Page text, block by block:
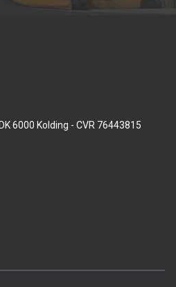
6000 Kolding - CVR 76443815